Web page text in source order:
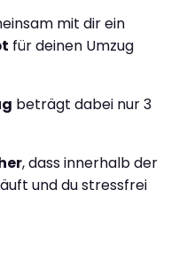
mit dir ein
für deinen Umzug
beträgt dabei nur 3
, dass innerhalb der
und du stressfrei